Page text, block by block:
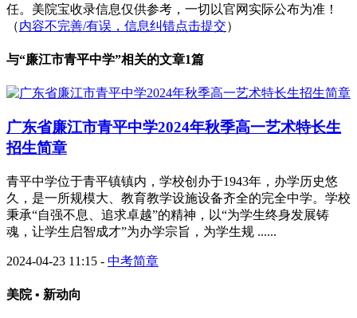
任。美院宝收录信息仅供参考，一切以官网实际公布为准！
（内容不完善/有误，信息纠错点击提交）
与“廉江市青平中学”相关的文章1篇
广东省廉江市青平中学2024年秋季高一艺术特长生
招生简章
青平中学位于青平镇镇内，学校创办于1943年，办学历史悠
久，是一所规模大、教育教学设施设备齐全的完全中学。学校
秉承“自强不息、追求卓越”的精神，以“为学生终身发展铸
魂，让学生启智成才”为办学宗旨，为学生规 ......
2024-04-23 11:15 - 中考简章
美院 • 新动向